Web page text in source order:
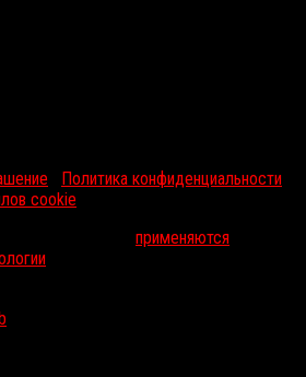
Политика конфиденциальности
cookie
применяются